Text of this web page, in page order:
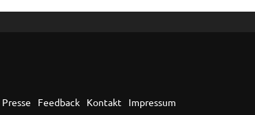
Presse Feedback Kontakt Impressum